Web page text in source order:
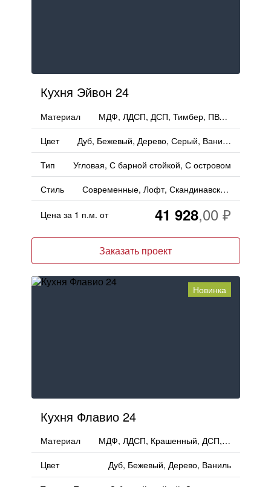
Кухня Эйвон 24
Материал
МДФ, ЛДСП, ДСП, Тимбер, ПВХ, ЛМДФ, PET
Цвет
Дуб, Бежевый, Дерево, Серый, Ваниль, Матовый
Тип
Угловая, С барной стойкой, С островом
Стиль
Современные, Лофт, Скандинавский, Неоклассика, Кантри
Цена за 1 п.м. от 41 928
Заказать проект
Новинка
Кухня Флавио 24
Материал
МДФ, ЛДСП, Крашенный, ДСП, Тимбер, ПВХ, Эмаль, ЛМДФ, Дерево, PET
Цвет
Дуб, Бежевый, Дерево, Ваниль